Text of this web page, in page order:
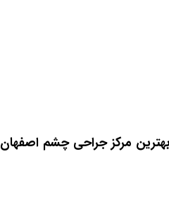
بهترین مرکز جراحی چشم اصفهان